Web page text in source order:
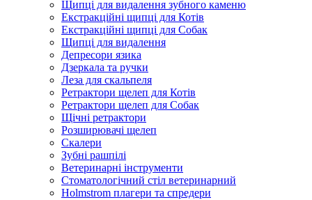
Щипці для видалення зубного каменю
Екстракційні щипці для Котів
Екстракційні щипці для Собак
Щипці для видалення
Депресори язика
Дзеркала та ручки
Леза для скальпеля
Ретрактори щелеп для Котів
Ретрактори щелеп для Собак
Щічні ретрактори
Розширювачі щелеп
Скалери
Зубні рашпілі
Ветеринарні інструменти
Стоматологічний стіл ветеринарний
Holmstrom плагери та спредери